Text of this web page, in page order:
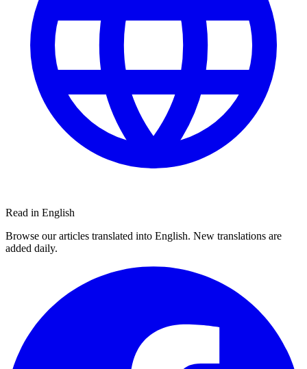
Read in English
Browse our articles translated into English. New translations are
added daily.